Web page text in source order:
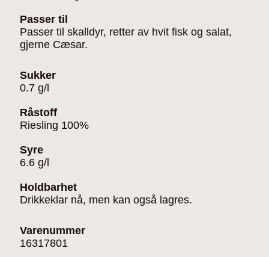
Passer til
Passer til skalldyr, retter av hvit fisk og salat,
gjerne Cæsar.
Sukker
0.7 g/l
Råstoff
Riesling 100%
Syre
6.6 g/l
Holdbarhet
Drikkeklar nå, men kan også lagres.
Varenummer
16317801